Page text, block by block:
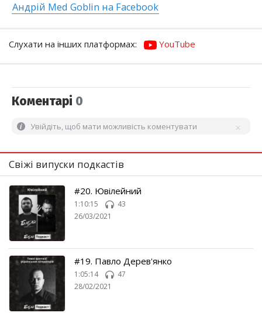
Андрій Med Goblin на Facebook
Слухати на інших платформах: YouTube
Коментарі 0
Увійдіть, щоб мати можливість коментувати
Свіжі випуски подкастів
#20. Ювілейний
1:10:15
43
26/03/2021
#19. Павло Дерев'янко
1:05:14
47
28/02/2021